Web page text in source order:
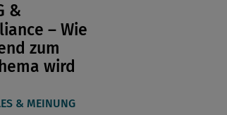
&
– Wie
zum
wird
& MEINUNG